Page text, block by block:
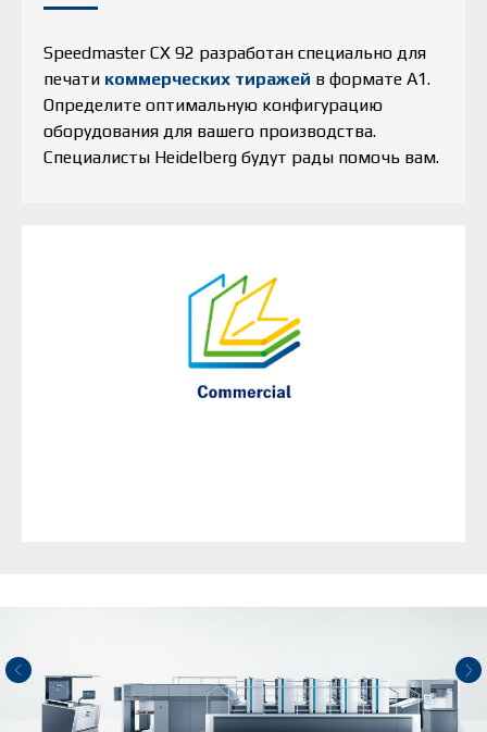
Speedmaster CX 92 разработан специально для
печати коммерческих тиражей в формате А1.
Определите оптимальную конфигурацию
оборудования для вашего производства.
Специалисты Heidelberg будут рады помочь вам.